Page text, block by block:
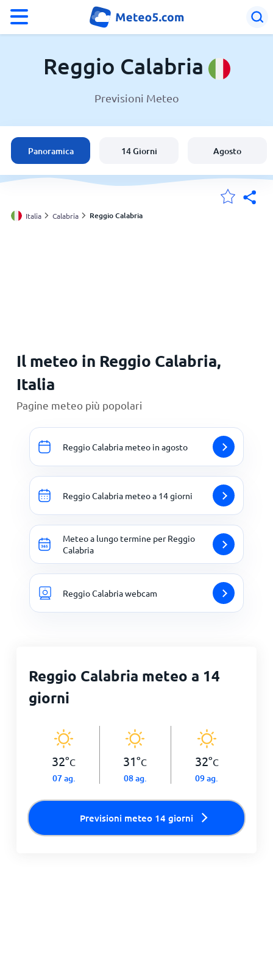
°C
Meteo a Reggio Calabria
Italia
Svizzera
Le mie località
Reggio Calabria
Previsioni Meteo
Panoramica 14 Giorni Agosto
Italia Calabria Reggio Calabria
Il meteo in Reggio Calabria,
Italia
Pagine meteo più popolari
Reggio Calabria meteo in agosto
Reggio Calabria meteo a 14 giorni
Meteo a lungo termine per Reggio
Calabria
Reggio Calabria webcam
Reggio Calabria meteo a 14
giorni
32°C
07 ag.
31°C
08 ag.
32°C
09 ag.
Previsioni meteo 14 giorni